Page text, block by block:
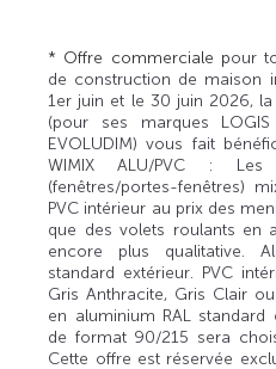
* Offre commerciale pour
de construction de maison
1er juin et le 30 juin 2026, la
(pour ses marques
EVOLUDIM) vous fait
WIMIX ALU/PVC : Les
(fenêtres/portes-fenêtres)
PVC intérieur au prix des
que des volets roulants en
encore plus qualitative.
standard extérieur. PVC
Gris Anthracite, Gris Clair
en aluminium RAL
de format 90/215 sera
Cette offre est réservée